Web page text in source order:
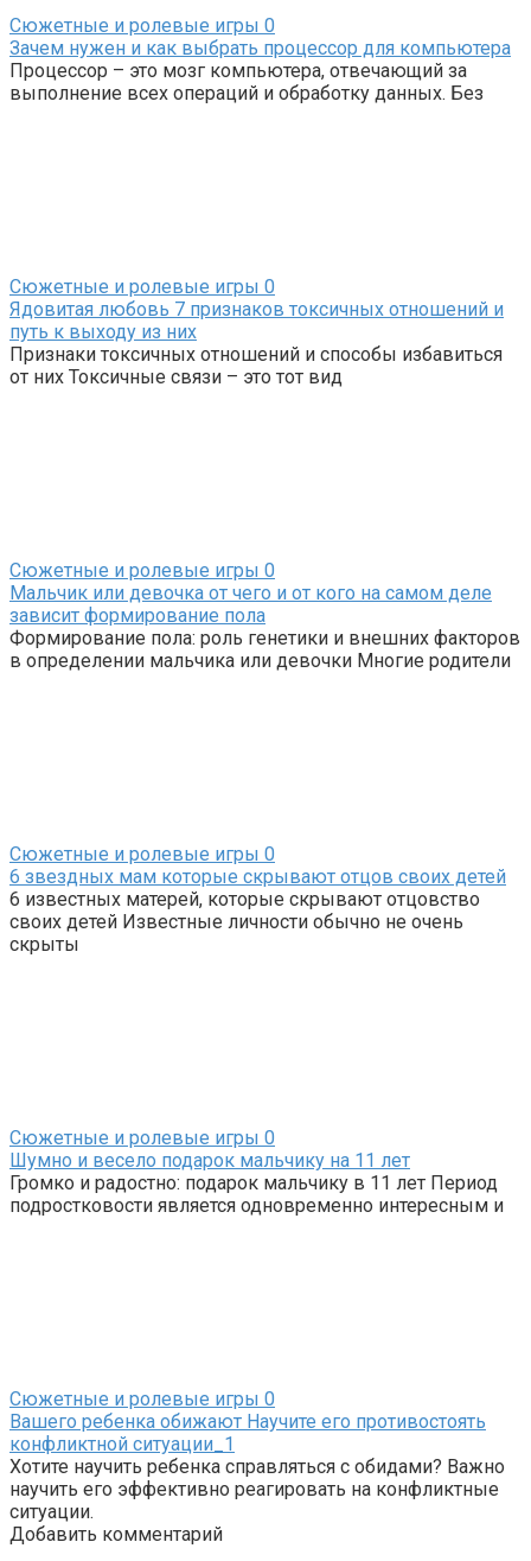
Сюжетные и ролевые игры 0
Зачем нужен и как выбрать процессор для компьютера
Процессор – это мозг компьютера, отвечающий за
выполнение всех операций и обработку данных. Без
Сюжетные и ролевые игры 0
Ядовитая любовь 7 признаков токсичных отношений и
путь к выходу из них
Признаки токсичных отношений и способы избавиться
от них Токсичные связи – это тот вид
Сюжетные и ролевые игры 0
Мальчик или девочка от чего и от кого на самом деле
зависит формирование пола
Формирование пола: роль генетики и внешних факторов
в определении мальчика или девочки Многие родители
Сюжетные и ролевые игры 0
6 звездных мам которые скрывают отцов своих детей
6 известных матерей, которые скрывают отцовство
своих детей Известные личности обычно не очень
скрыты
Сюжетные и ролевые игры 0
Шумно и весело подарок мальчику на 11 лет
Громко и радостно: подарок мальчику в 11 лет Период
подростковости является одновременно интересным и
Сюжетные и ролевые игры 0
Вашего ребенка обижают Научите его противостоять
конфликтной ситуации_1
Хотите научить ребенка справляться с обидами? Важно
научить его эффективно реагировать на конфликтные
ситуации.
Добавить комментарий